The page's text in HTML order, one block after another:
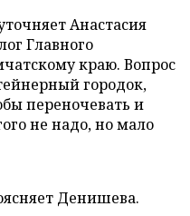
Анастасия
Главного
краю. Вопрос
городок,
переночевать и
не надо, но мало
Денишева.